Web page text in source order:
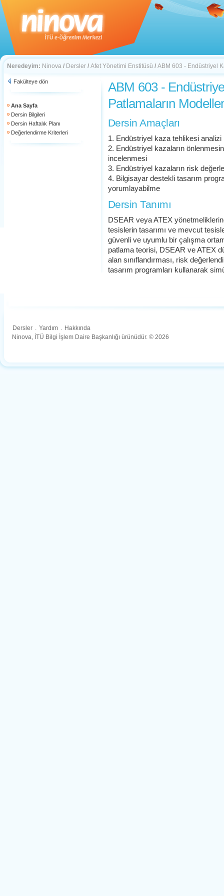
Neredeyim: Ninova / Dersler / Afet Yönetimi Enstitüsü / ABM 603 - Endüstriyel
Fakülteye dön
Ana Sayfa
Dersin Bilgileri
Dersin Haftalık Planı
Değerlendirme Kriterleri
ABM 603 -
Patlamaların
Dersin Amaçları
1. Endüstriyel kaza tehlikesi
2. Endüstriyel kazaların
incelenmesi
3. Endüstriyel kazaların risk
4. Bilgisayar destekli tasarım
yorumlayabilme
Dersin Tanımı
DSEAR veya ATEX
tesislerin tasarımı ve mevcut
güvenli ve uyumlu bir çalışma
patlama teorisi, DSEAR ve ATEX
alan sınıflandırması, risk
tasarım programları kullanarak
Dersler . Yardım . Hakkında
Ninova, İTÜ Bilgi İşlem Daire Başkanlığı ürünüdür. © 2026